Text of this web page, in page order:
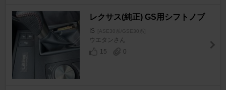
レクサス(純正) GS用シフトノブ
IS [ASE30系/GSE30系]
ウエタンさん
15
0